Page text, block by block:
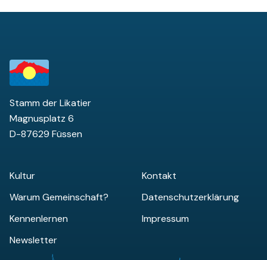
Stamm der Likatier
Magnusplatz 6
D-87629 Füssen
Kultur
Warum Gemeinschaft?
Kennenlernen
Newsletter
Kontakt
Datenschutzerklärung
Impressum